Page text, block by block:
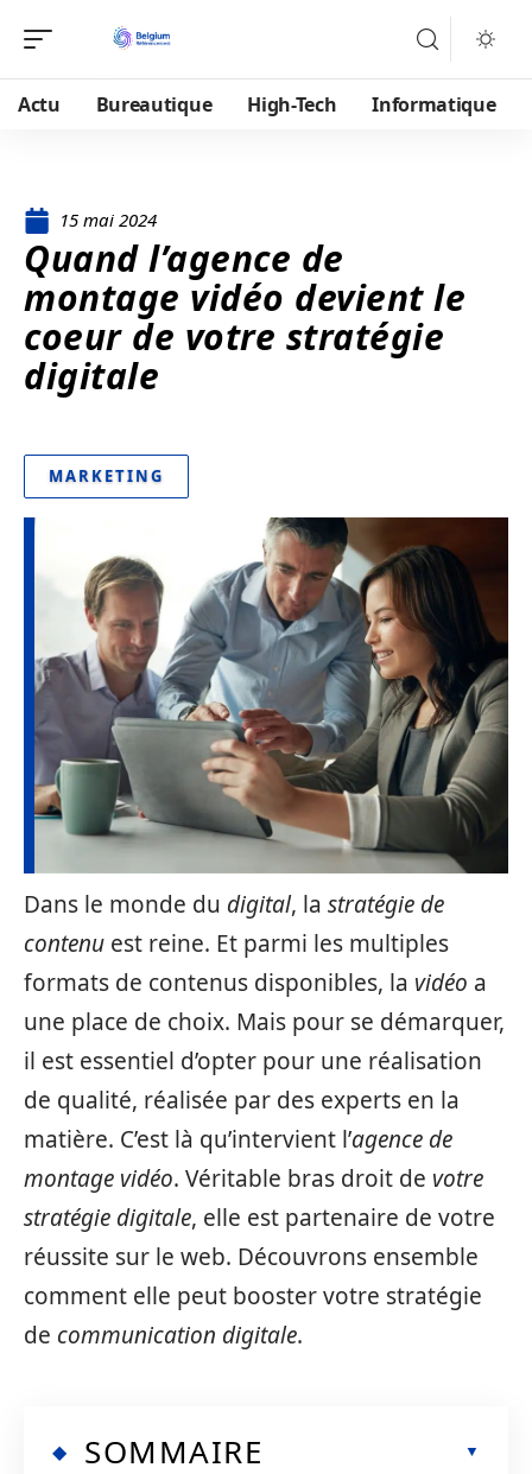
Actu Bureautique High-Tech Informatique
15 mai 2024
Quand l’agence de
montage vidéo devient le
coeur de votre stratégie
digitale
MARKETING
Dans le monde du digital, la stratégie de
contenu est reine. Et parmi les multiples
formats de contenus disponibles, la vidéo a
une place de choix. Mais pour se démarquer,
il est essentiel d’opter pour une réalisation
de qualité, réalisée par des experts en la
matière. C’est là qu’intervient l’agence de
montage vidéo. Véritable bras droit de votre
stratégie digitale, elle est partenaire de votre
réussite sur le web. Découvrons ensemble
comment elle peut booster votre stratégie
de communication digitale.
SOMMAIRE